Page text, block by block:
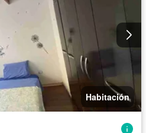
Habitación